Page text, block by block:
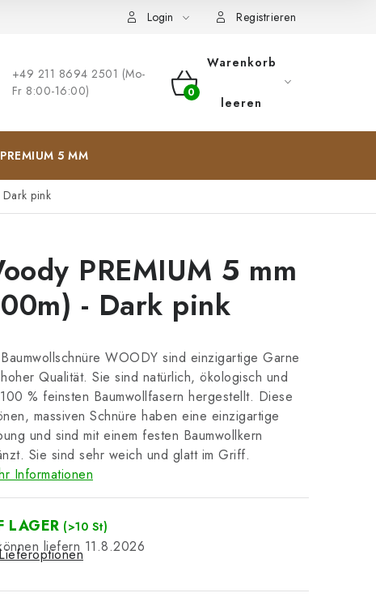
Login Registrieren
+49 211 8694 2501 (Mo-
Fr 8:00-16:00)
WARENKORB
Warenkorb
leeren
5 MM
pink
PREMIUM 5 mm
- Dark pink
WOODY sind einzigartige Garne
Qualität. Sie sind natürlich, ökologisch und
% feinsten Baumwollfasern hergestellt. Diese
massiven Schnüre haben eine einzigartige
und sind mit einem festen Baumwollkern
Sie sind sehr weich und glatt im Griff.
Informationen
LAGER (>10 St)
11.8.2026